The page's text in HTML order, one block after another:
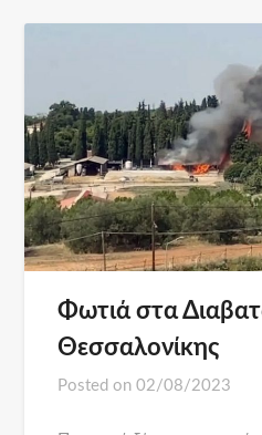
Φωτιά στα
Θεσσαλονίκης
Posted on02/08/2023